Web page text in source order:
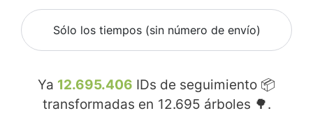
Sólo los tiempos (sin número de envío)
Ya 12.695.406 IDs de seguimiento 📦
transformadas en 12.695 árboles 🌳.